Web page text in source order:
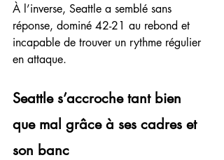
À l’inverse, Seattle a semblé sans
réponse, dominé 42-21 au rebond et
incapable de trouver un rythme régulier
en attaque.
Seattle s’accroche tant bien
que mal grâce à ses cadres et
son banc